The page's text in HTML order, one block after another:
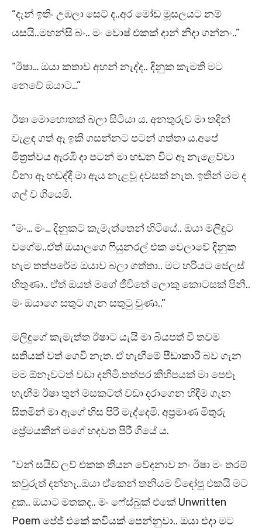
“දැන් ඉතිං උඹලා සෙට් ද..අර මෝඩ මූසලයට නම්
යසයි..මහන්සි බං.. මං වොෂ් එකක් දාන් නිදා ගන්නං..”
“ඊෂා… ඔයා කතාව අහන් නැද්ද.. දිනුක කැමති මට
නෙවේ ඔයාට…”
ඊෂා මොහොතක් බලා සිටියා ය. අනතුරුව මා තදින්
වැළඳ ගත් ඈ ඉකි ගසන්නට පටන් ගත්තා ය.අපේ
මිත්‍රත්වය ඇරඹි දා පටන් මා හඬන විට ඈ නැළෙව්වා
විනා ඈ හඬද්දී මා ඇය නැළවූ දවසක් නැත. ඉතින් මම ද
ගල් ව ගියෙමි.
“මං… මං… දිනුකට කැමැත්තෙන් හිටියේ.. ඔයා මලිඳුට
වගේම..ඒත් ඔයාලගෙ ෆියුනරල් එක වෙලාවේ දිනුක
හැම තත්පරේම ඔයාව බලා ගත්තා.. මට හරියට ජෙලස්
හිතුණා.. ඒත් ඔයත් මගේ ජීවිතේ ලොකු කොටසක් පිනී..
මං ඔයාගෙ සතුට ගැන සතුටු වුණා..”
මලිඳුගේ කැමැත්ත ඊෂාට යැයි මා බියපත් වී තවම
සතියක් වත් ගෙවී නැත. ඒ හැඟීමේ පීඩාකාරි බව ගැන
මම ඕනෑවටත් වඩා දනිමි.තත්පර කිහිපයක් මා පෙළූ
හැඟීම ඊෂා තුන් මසකටත් වඩා දරාගෙන හිඳීම ගැන
සිතමින් මා ඇගේ හිස පිරි මැද්දෙමි. අප්‍රමාණ මිතුරු
ප්‍රේමයකින් මගේ හදවත පිරී ගියේ ය.
“වන් සයිඩ් ලව් එකක තියන වේදනාව නං ඊෂා මං තරම්
කවුරුත් දන්නෑ..ඔයා ඒකෙන් තනියම විඳෝපු එකයි මට
දුක.. ඔයාට මතකද.. මං ෆේස්බුක් එකේ Unwritten
Poem පේජ් එකේ කවියක් පෙන්නුවා.. ඔයා එදා මට